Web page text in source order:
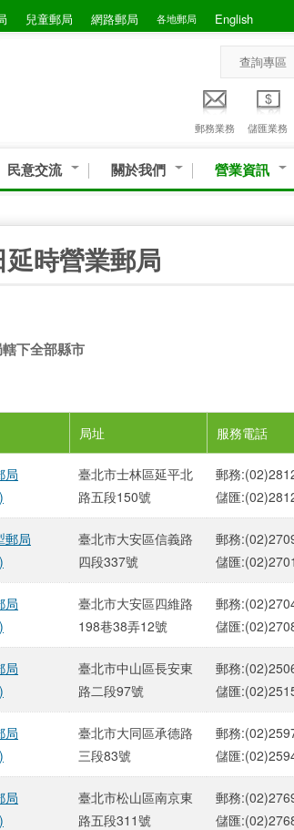
兒童郵局 網路郵局 各地郵局 English
查詢專區
郵務業務 儲匯業務
民意交流 關於我們 營業資訊
時營業郵局
下全部縣市
局址 服務電話
局
臺北市士林區延平北
路五段150號
郵務
儲匯
郵局
臺北市大安區信義路
四段337號
郵務
儲匯
局
臺北市大安區四維路
198巷38弄12號
郵務
儲匯
局
臺北市中山區長安東
路二段97號
郵務
儲匯
局
臺北市大同區承德路
三段83號
郵務
儲匯
局
臺北市松山區南京東
路五段311號
郵務
儲匯